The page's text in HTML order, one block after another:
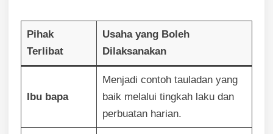
Pihak
Terlibat
Usaha yang Boleh
Dilaksanakan
Ibu bapa
Menjadi contoh tauladan yang
baik melalui tingkah laku dan
perbuatan harian.